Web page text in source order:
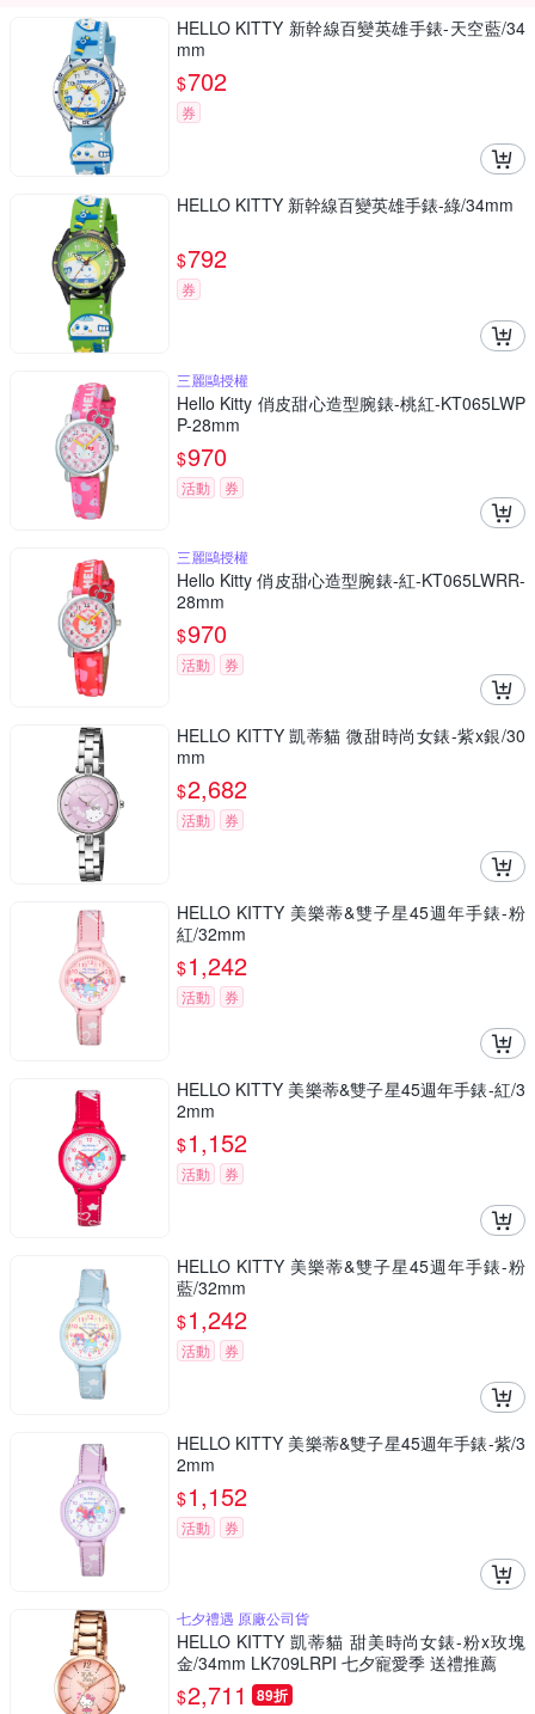
HELLO KITTY 新幹線百變英雄手錶-天空藍/34
mm
$702
券
HELLO KITTY 新幹線百變英雄手錶-綠/34mm
$792
券
三麗鷗授權
Hello Kitty 俏皮甜心造型腕錶-桃紅-KT065LWP
P-28mm
$970
活動 券
三麗鷗授權
Hello Kitty 俏皮甜心造型腕錶-紅-KT065LWRR-
28mm
$970
活動 券
HELLO KITTY 凱蒂貓 微甜時尚女錶-紫x銀/30
mm
$2,682
活動 券
HELLO KITTY 美樂蒂&雙子星45週年手錶-粉
紅/32mm
$1,242
活動 券
HELLO KITTY 美樂蒂&雙子星45週年手錶-紅/3
2mm
$1,152
活動 券
HELLO KITTY 美樂蒂&雙子星45週年手錶-粉
藍/32mm
$1,242
活動 券
HELLO KITTY 美樂蒂&雙子星45週年手錶-紫/3
2mm
$1,152
活動 券
七夕禮遇 原廠公司貨
HELLO KITTY 凱蒂貓 甜美時尚女錶-粉x玫塊
金/34mm LK709LRPI 七夕寵愛季 送禮推薦
$2,711 89折